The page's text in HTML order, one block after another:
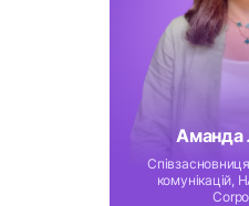
Аманда
Співзасновниця
комунікацій,